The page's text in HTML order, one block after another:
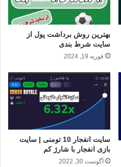
بهترین روش برداشت پول از
سایت شرط بندی
فوریه 19, 2024
سایت انفجار 10 تومنی | سایت
بازی انفجار با شارژ کم
آگوست 30, 2022